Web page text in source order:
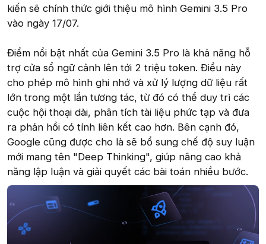
kiến sẽ chính thức giới thiệu mô hình Gemini 3.5 Pro
vào ngày 17/07.
Điểm nổi bật nhất của Gemini 3.5 Pro là khả năng hỗ
trợ cửa sổ ngữ cảnh lên tới 2 triệu token. Điều này
cho phép mô hình ghi nhớ và xử lý lượng dữ liệu rất
lớn trong một lần tương tác, từ đó có thể duy trì các
cuộc hội thoại dài, phân tích tài liệu phức tạp và đưa
ra phản hồi có tính liên kết cao hơn. Bên cạnh đó,
Google cũng được cho là sẽ bổ sung chế độ suy luận
mới mang tên "Deep Thinking", giúp nâng cao khả
năng lập luận và giải quyết các bài toán nhiều bước.